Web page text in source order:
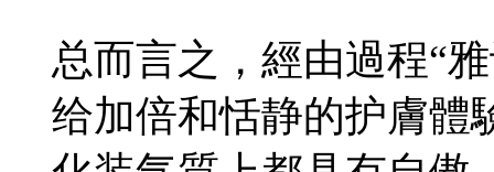
总而言之，經由過程“
给加倍和恬静的护膚體